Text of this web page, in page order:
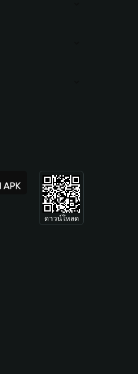
ดาวน์โหลด